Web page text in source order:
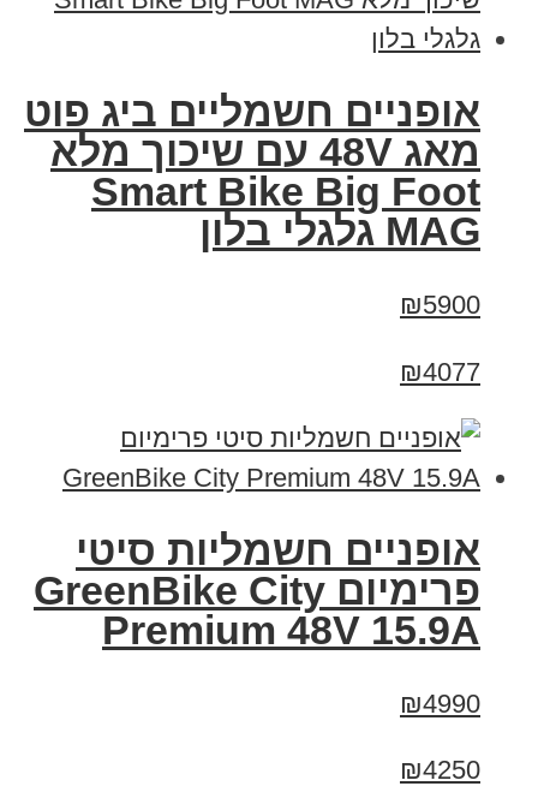
אופניים חשמליים ביג פוט
מאג 48V עם שיכוך מלא
Smart Bike Big Foot
MAG גלגלי בלון
₪5900
₪4077
אופניים חשמליות סיטי
פרימיום GreenBike City
Premium 48V 15.9A
₪4990
₪4250